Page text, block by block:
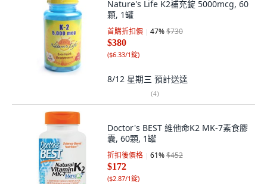
Nature's Life K2補充錠 5000mcg, 60
顆, 1罐
首購折扣價 47%$730
$380
($6.33/1錠)
8/12 星期三 預計送達
(4)
Doctor's BEST 維他命K2 MK-7素食膠
囊, 60顆, 1罐
折扣後價格 61%$452
$172
($2.87/1錠)